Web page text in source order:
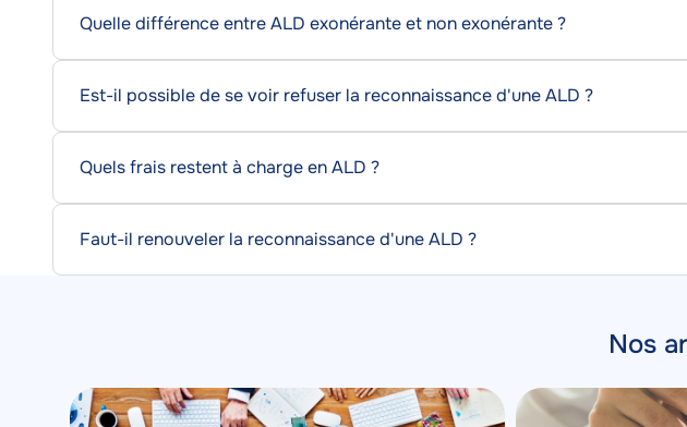
Quelle différence entre ALD exonérante et non exonérante ?
Est-il possible de se voir refuser la reconnaissance d'une ALD ?
Quels frais restent à charge en ALD ?
Faut-il renouveler la reconnaissance d'une ALD ?
Nos
Image
Image Image
Image